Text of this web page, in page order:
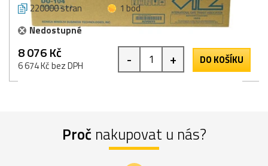
220000 stran
1 bod
Nedostupné
8 076 Kč
6 674 Kč bez DPH - + DO KOŠÍKU
Proč nakupovat u nás?